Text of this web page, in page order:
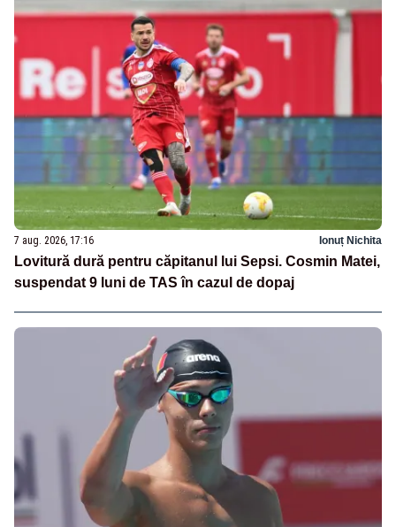
7 aug. 2026, 17:16 Ionuț Nichita
Lovitură dură pentru căpitanul lui Sepsi. Cosmin Matei,
suspendat 9 luni de TAS în cazul de dopaj